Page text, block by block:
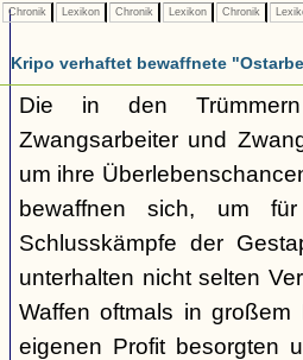
Chronik Lexikon Chronik Lexikon Chronik
Kripo verhaftet bewaffnete
Die in den Trümmern
Zwangsarbeiter und
um ihre
bewaffnen sich, um für
Schlusskämpfe der
unterhalten nicht selten
Waffen oftmals in
eigenen Profit besorgten